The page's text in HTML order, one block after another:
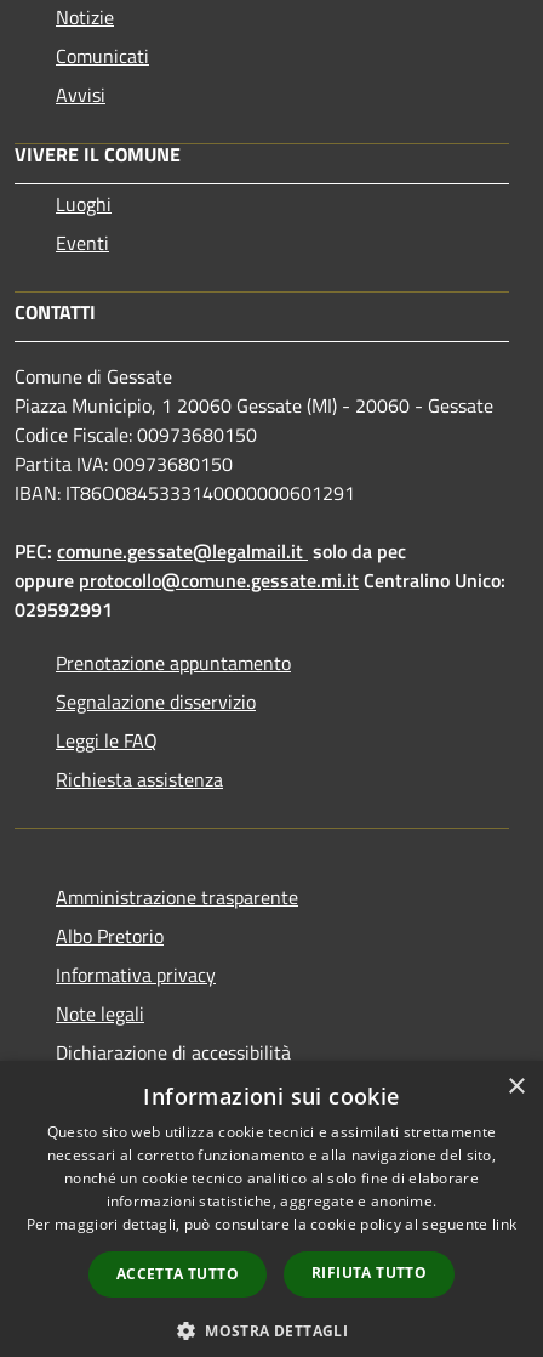
Notizie
Comunicati
Avvisi
VIVERE IL COMUNE
Luoghi
Eventi
CONTATTI
Comune di Gessate
Piazza Municipio, 1 20060 Gessate (MI) - 20060 - Gessate
Codice Fiscale: 00973680150
Partita IVA: 00973680150
IBAN: IT86O0845333140000000601291
PEC: comune.gessate@legalmail.it solo da pec
oppure protocollo@comune.gessate.mi.itCentralino Unico:
029592991
Prenotazione appuntamento
Segnalazione disservizio
Leggi le FAQ
Richiesta assistenza
Amministrazione trasparente
Albo Pretorio
Informativa privacy
Note legali
Dichiarazione di accessibilità
Dichiarazione di accessibilità dal 2025
RSS
Accessibilità
Copyright © 2026 • Comune di
Gessate • Powered by
Municipium•
Accesso
redazione
×
Informazioni sui cookie
Questo sito web utilizza cookie tecnici e assimilati strettamente
necessari al corretto funzionamento e alla navigazione del sito,
nonché un cookie tecnico analitico al solo fine di elaborare
informazioni statistiche, aggregate e anonime.
Per maggiori dettagli, può consultare la cookie policy al seguente link
ACCETTA TUTTO RIFIUTA TUTTO
MOSTRA DETTAGLI